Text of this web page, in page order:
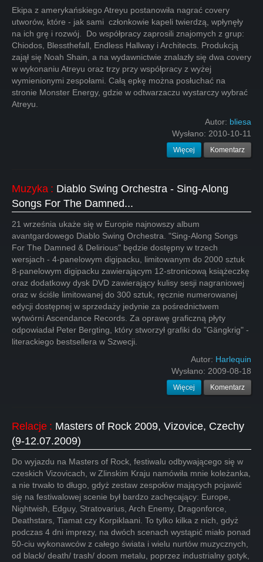
Ekipa z amerykańskiego Atreyu postanowiła nagrać covery
utworów, które - jak sami członkowie kapeli twierdzą, wpłynęły
na ich grę i rozwój. Do współpracy zaprosili znajomych z grup:
Chiodos, Blessthefall, Endless Hallway i Architects. Produkcją
zajął się Noah Shain, a na wydawnictwie znalazły się dwa covery
w wykonaniu Atreyu oraz trzy przy współpracy z wyżej
wymienionymi zespołami. Całą epkę można posłuchać na
stronie Monster Energy, gdzie w odtwarzaczu wystarczy wybrać
Atreyu.
Autor: bliesa
Wysłano: 2010-10-11
Więcej Komentarz
Muzyka : Diablo Swing Orchestra - Sing-Along
Songs For The Damned...
21 września ukaże się w Europie najnowszy album
avantgardowego Diablo Swing Orchestra. "Sing-Along Songs
For The Damned & Delirious" będzie dostępny w trzech
wersjach - 4-panelowym digipacku, limitowanym do 2000 sztuk
8-panelowym digipacku zawierającym 12-stronicową książeczkę
oraz dodatkowy dysk DVD zawierający kulisy sesji nagraniowej
oraz w ściśle limitowanej do 300 sztuk, ręcznie numerowanej
edycji dostępnej w sprzedaży jedynie za pośrednictwem
wytwórni Ascendance Records. Za oprawę graficzną płyty
odpowiadał Peter Bergting, który stworzył grafiki do "Gängkrig" -
literackiego bestsellera w Szwecji.
Autor: Harlequin
Wysłano: 2009-08-18
Więcej Komentarz
Relacje : Masters of Rock 2009, Vizovice, Czechy
(9-12.07.2009)
Do wyjazdu na Masters of Rock, festiwalu odbywającego się w
czeskich Vizovicach, w Zlinskim Kraju namówiła mnie koleżanka,
a nie trwało to długo, gdyż zestaw zespołów mających pojawić
się na festiwalowej scenie był bardzo zachęcający: Europe,
Nightwish, Edguy, Stratovarius, Arch Enemy, Dragonforce,
Deathstars, Tiamat czy Korpiklaani. To tylko kilka z nich, gdyż
podczas 4 dni imprezy, na dwóch scenach wystąpić miało ponad
50-ciu wykonawców z całego świata i wielu nurtów muzycznych,
od black/ death/ trash/ doom metalu, poprzez industrialny gotyk,